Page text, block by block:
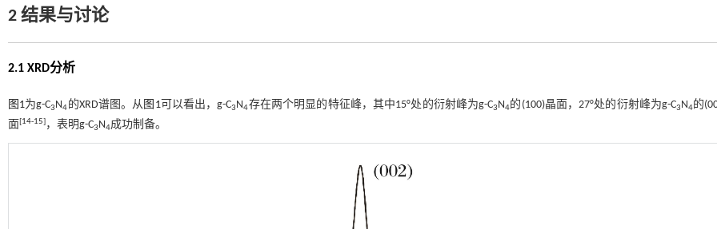
2 结果与讨论
2.1 XRD分析
图1为g-C3N4 的XRD谱图。从图1可以看出，g-C3N4存在两个明显的特征峰，其中15°处的衍射峰为g-C3N4的(100)晶面，27°处的衍射峰为g-C3N4的
面[14-15] ，表明g-C3N4成功制备。